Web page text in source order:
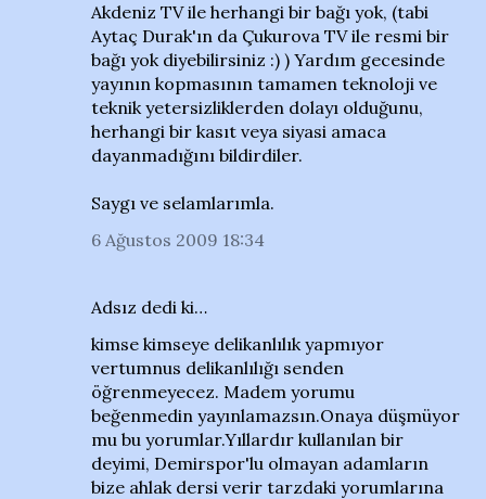
Akdeniz TV ile herhangi bir bağı yok, (tabi
Aytaç Durak'ın da Çukurova TV ile resmi bir
bağı yok diyebilirsiniz :) ) Yardım gecesinde
yayının kopmasının tamamen teknoloji ve
teknik yetersizliklerden dolayı olduğunu,
herhangi bir kasıt veya siyasi amaca
dayanmadığını bildirdiler.
Saygı ve selamlarımla.
6 Ağustos 2009 18:34
Adsız dedi ki…
kimse kimseye delikanlılık yapmıyor
vertumnus delikanlılığı senden
öğrenmeyecez. Madem yorumu
beğenmedin yayınlamazsın.Onaya düşmüyor
mu bu yorumlar.Yıllardır kullanılan bir
deyimi, Demirspor'lu olmayan adamların
bize ahlak dersi verir tarzdaki yorumlarına